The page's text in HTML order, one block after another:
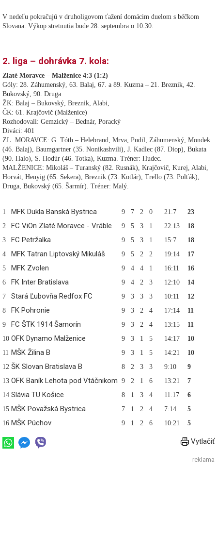
V nedeľu pokračujú v druholigovom ťažení domácim duelom s béčkom
Slovana. Výkop stretnutia bude 28. septembra o 10:30.
2. liga – dohrávka 7. kola:
Zlaté Moravce – Malženice 4:3 (1:2)
Góly: 28. Záhumenský, 63. Balaj, 67. a 89. Kuzma – 21. Breznik, 42.
Bukovský, 90. Druga
ŽK: Balaj – Bukovský, Breznik, Alabi,
ČK: 61. Krajčovič (Malženice)
Rozhodovali: Gemzický – Bednár, Poracký
Diváci: 401
ZL. MORAVCE: G. Tóth – Helebrand, Mrva, Pudil, Záhumenský, Mondek
(46. Balaj), Baumgartner (35. Nonikashvili), J. Kadlec (87. Diop), Bukata
(90. Halo), S. Hodúr (46. Totka), Kuzma. Tréner: Hudec.
MALŽENICE: Mikoláš – Turanský (82. Rusnák), Krajčovič, Kurej, Alabi,
Horvát, Henyig (65. Sekera), Breznik (73. Kotlár), Trello (73. Polťák),
Druga, Bukovský (65. Šarmír). Tréner: Malý.
1 MFK Dukla Banská Bystrica 9 7 2 0 21:7
23
2
FC ViOn Zlaté Moravce - Vráble 9 5 3 1 22:13
18
3
FC Petržalka 9 5 3 1 15:7
18
4
MFK Tatran Liptovský Mikuláš 9 5 2 2 19:14
17
5
MFK Zvolen 9 4 4 1 16:11
16
6
FK Inter Bratislava 9 4 2 3 12:10
14
7
Stará Ľubovňa Redfox FC 9 3 3 3 10:11
12
8
FK Pohronie 9 3 2 4 17:14
11
9
FC ŠTK 1914 Šamorín 9 3 2 4 13:15
11
10 OFK Dynamo Malženice 9 3 1 5 14:17
10
11 MŠK Žilina B 9 3 1 5 14:21
10
12 ŠK Slovan Bratislava B 8 2 3 3 9:10
9
13 OFK Baník Lehota pod Vtáčnikom 9 2 1 6 13:21 7
14 Slávia TU Košice 8 1 3 4 11:17
6
15 MŠK Považská Bystrica 7 1 2 4 7:14
5
16 MŠK Púchov 9 1 2 6 10:21 5
Vytlačiť
reklama